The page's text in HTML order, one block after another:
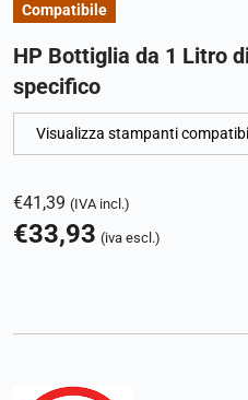
Compatibile
HP Bottiglia da 1 Litro
specifico
Visualizza stampanti
€41,39 (IVA incl.)
€33,93 (iva escl.)